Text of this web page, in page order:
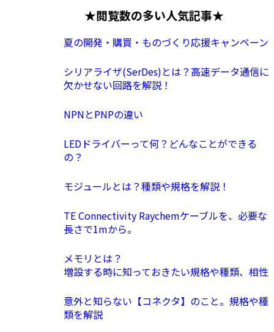
★閲覧数の多い人気記事★
夏の開発・購買・ものづくり応援キャンペーン
シリアライザ(SerDes)とは？高速データ通信に
欠かせない回路を解説！
NPNとPNPの違い
LEDドライバーって何？どんなことができる
の？
モジュールとは？種類や規格を解説！
TE Connectivity Raychemケーブルを、必要な
長さで1mから。
メモリとは？
増設する時に知っておきたい規格や種類、相性
意外と知らない【コネクタ】のこと。規格や種
類を解説